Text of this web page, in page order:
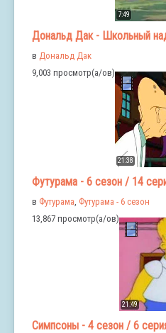
7:49
Дональд Дак - Школьный
в Дональд Дак
9,003 просмотр(а/ов)
21:38
Футурама - 6 сезон / 14
в Футурама, Футурама - 6 сезон
13,867 просмотр(а/ов)
21:49
Симпсоны - 4 сезон / 6